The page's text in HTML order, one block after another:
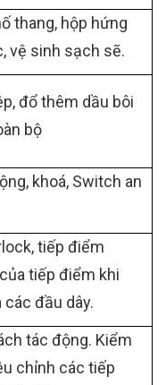
thang, hộp hứng
vệ sinh sạch sẽ.
đổ thêm dầu bôi
bộ
khoá, Switch an
tiếp điểm
tiếp điểm khi
đầu dây.
tác động. Kiểm
chỉnh các tiếp